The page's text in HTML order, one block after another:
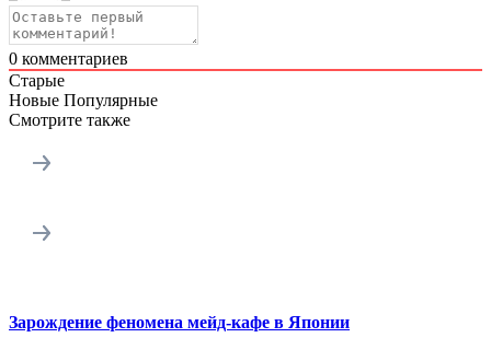
0 комментариев
Старые
Новые Популярные
Смотрите также
Зарождение феномена мейд-кафе в Японии